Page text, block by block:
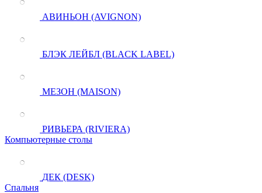
АВИНЬОН (AVIGNON)
БЛЭК ЛЕЙБЛ (BLACK LABEL)
МЕЗОН (MAISON)
РИВЬЕРА (RIVIERA)
Компьютерные столы
ДЕК (DESK)
Спальня